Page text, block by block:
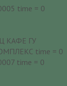
time = 0
КАФЕ ГУ
time = 0
time = 0